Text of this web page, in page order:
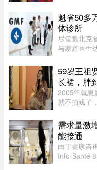
时尚圈。然
摄风格被质
魁省50多
体诊所
尽管魁北克
与家庭医生
而只是被纳
理体系。 ...
59岁王祖
长裙，胖
2005年就息
就不拍戏了
活动。8月5
的天气穿着
需求量激
能接通
由于健康咨
Info-Santé